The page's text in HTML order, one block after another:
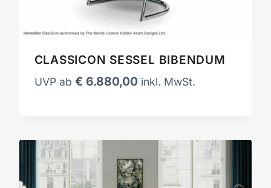
CLASSICON SESSEL BIBENDUM
UVP ab € 6.880,00 inkl. MwSt.